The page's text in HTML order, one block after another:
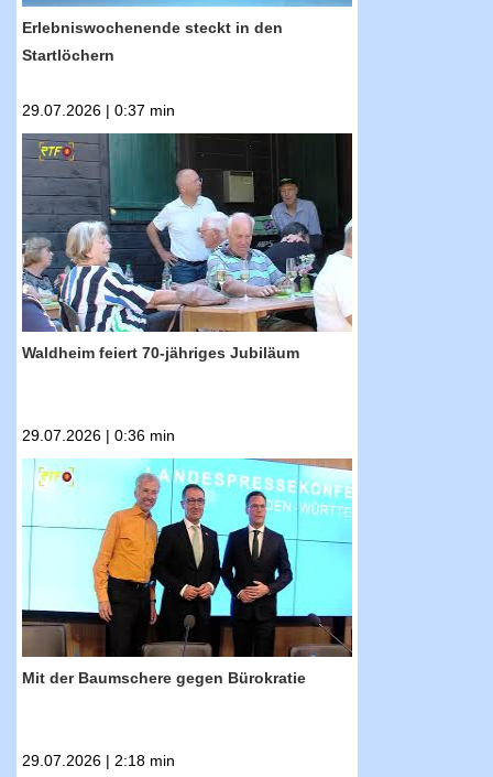
Erlebniswochenende steckt in den
Startlöchern
29.07.2026 | 0:37 min
RTF.1-Nachrichten: Waldheim feiert 70-
jähriges Jubiläum
Waldheim feiert 70-jähriges Jubiläum
29.07.2026 | 0:36 min
RTF.1-Nachrichten: Mit der Baumschere gegen
Bürokratie
Mit der Baumschere gegen Bürokratie
29.07.2026 | 2:18 min